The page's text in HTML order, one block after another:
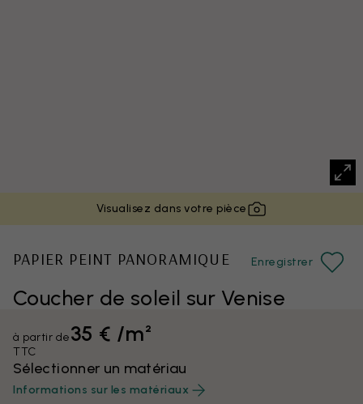
Visualisez dans votre pièce
Coucher de soleil sur Venise
PAPIER PEINT PANORAMIQUE Enregistrer
à partir de35 € /m²
TTC
Sélectionner un matériau
Informations sur les matériaux